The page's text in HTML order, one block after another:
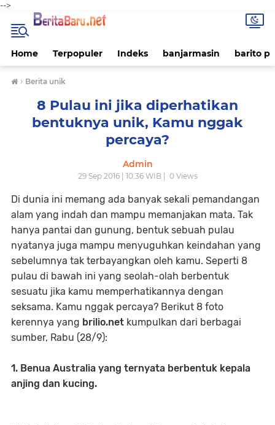
-->
Home Terpopuler Indeks banjarmasin barito
› Berita unik
8 Pulau ini jika diperhatikan
bentuknya unik, Kamu nggak
percaya?
Admin
29 Sep 2016 | 10.36 WIB | 0Views
Di dunia ini memang ada banyak sekali pemandangan
alam yang indah dan mampu memanjakan mata. Tak
hanya pantai dan gunung, bentuk sebuah pulau
nyatanya juga mampu menyuguhkan keindahan yang
sebelumnya tak terbayangkan oleh kamu. Seperti 8
pulau di bawah ini yang seolah-olah berbentuk
sesuatu jika kamu memperhatikannya dengan
seksama. Kamu nggak percaya? Berikut 8 foto
kerennya yang brilio.net kumpulkan dari berbagai
sumber, Rabu (28/9):
1. Benua Australia yang ternyata berbentuk kepala
anjing dan kucing.